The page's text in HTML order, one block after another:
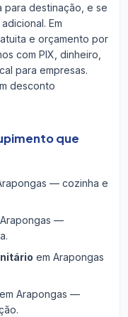
para destinação, e se
Em
e orçamento por
com PIX, dinheiro,
para empresas.
desconto
que
— cozinha e
—
em Arapongas
em Arapongas —